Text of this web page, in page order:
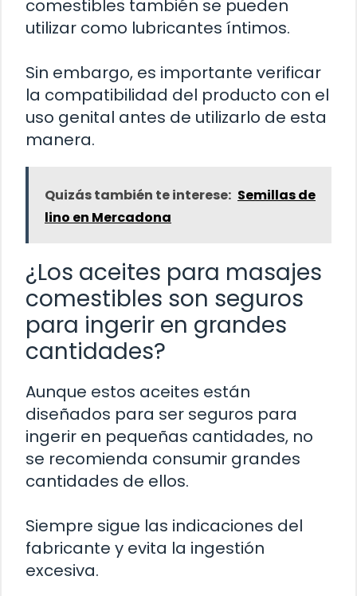
comestibles también se pueden
utilizar como lubricantes íntimos.
Sin embargo, es importante verificar
la compatibilidad del producto con el
uso genital antes de utilizarlo de esta
manera.
Quizás también te interese: Semillas de
lino en Mercadona
¿Los aceites para masajes
comestibles son seguros
para ingerir en grandes
cantidades?
Aunque estos aceites están
diseñados para ser seguros para
ingerir en pequeñas cantidades, no
se recomienda consumir grandes
cantidades de ellos.
Siempre sigue las indicaciones del
fabricante y evita la ingestión
excesiva.